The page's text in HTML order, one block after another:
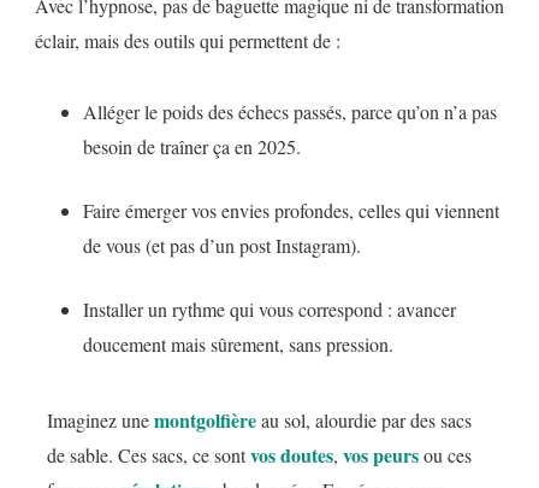
Avec l’hypnose, pas de baguette magique ni de transformation
éclair, mais des outils qui permettent de :
Alléger le poids des échecs passés, parce qu’on n’a pas
besoin de traîner ça en 2025.
Faire émerger vos envies profondes, celles qui viennent
de vous (et pas d’un post Instagram).
Installer un rythme qui vous correspond : avancer
doucement mais sûrement, sans pression.
Imaginez unemontgolfièreau sol, alourdie par des sacs
de sable. Ces sacs, ce sontvos doutes, vos peursou ces